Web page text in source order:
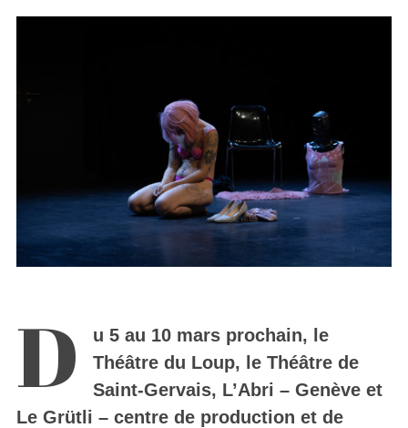
D
u 5 au 10 mars prochain, le
Théâtre du Loup, le Théâtre de
Saint-Gervais, L’Abri – Genève et
Le Grütli – centre de production et de